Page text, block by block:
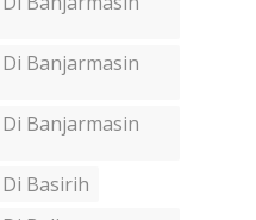
Banjarmasin
Banjarmasin
Basirih